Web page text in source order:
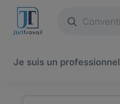
Je suis un professionnel